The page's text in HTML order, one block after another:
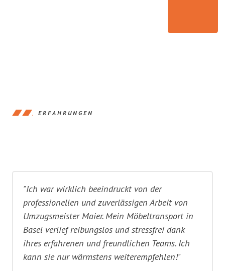
ERFAHRUNGEN
"Ich war wirklich beeindruckt von der
professionellen und zuverlässigen Arbeit von
Umzugsmeister Maier. Mein Möbeltransport in
Basel verlief reibungslos und stressfrei dank
ihres erfahrenen und freundlichen Teams. Ich
kann sie nur wärmstens weiterempfehlen!"